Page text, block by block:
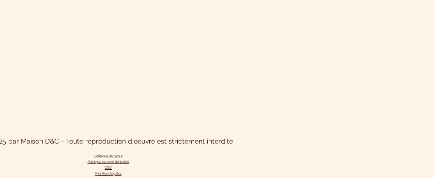
par Maison D&C - Toute reproduction d'oeuvre est strictement interdite
Politique de retour
Politique de confidentialité
CGV
Mentions légales